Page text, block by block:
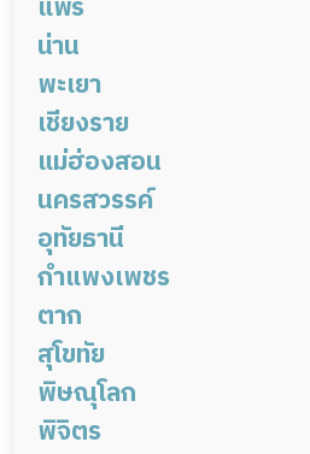
ฮอด
เวียงแหง
ดอยหล่อ
เทศบาลนครเชียงใหม่ (สาขาแ
เทศบาลนครเชียงใหม่ (สาขา
เทศบาลนครเชียงใหม่ (สาขาเ
แม่พริก
เมืองปาน
เมืองอุตรดิตถ์
น้ำปาด
ลับแล
ทอ
แพร่
เมืองแพร่
เด่นชัย
หนองม่วงไข่
น่าน
เมืองน่าน
ปัว
เชียงกลาง
สองแคว
พะเยา
เมืองพะเยา
ดอกคำใต้
ภูกามยาว
เชียงราย
เมืองเชียงราย
เทิง
เชียงแสน
พญาเม็งราย
แม่ฟ้าหลวง
ดอยหลวง
แม่ฮ่องสอน
เมืองแม่ฮ่องสอน
แม่สะเรียง
ม่วยต่อ
นครสวรรค์
เมืองนครสวรรค์
หนองบัว
ตาคลี
ลาดยาว
ชุมตาบง
สาขาต
กิ่งอำเภอชุมตาบง (สาขาตำบ
อุทัยธานี
เมืองอุทัยธานี
หนองฉาง
ลานสัก
กำแพงเพชร
เมืองกำแพงเพชร
ขาณุวรลักษบุรี
ลานกระบือ
บึงสามัคคี
ตาก
เมืองตาก
ท่าสองยาง
วังเจ้า
สุโขทัย
เมืองสุโขทัย
กงไกรลาศ
พิษณุโลก
เมืองพิษณุโลก
พิจิตร